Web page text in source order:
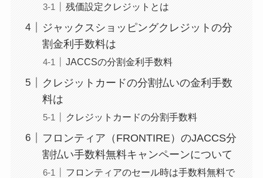
残価設定クレジットとは
ジャックスショッピングクレジットの分
割金利手数料は
JACCSの分割金利手数料
クレジットカードの分割払いの金利手数
料は
クレジットカードの分割手数料
フロンティア（FRONTIRE）のJACCS分
割払い手数料無料キャンペーンについて
フロンティアのセール時は手数料無料で